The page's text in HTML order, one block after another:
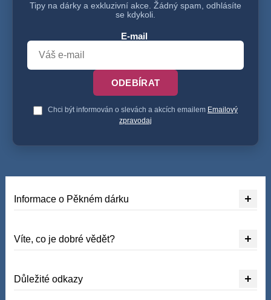
Tipy na dárky a exkluzivní akce. Žádný spam, odhlásíte
se kdykoli.
E-mail
ODEBÍRAT
Chci být informován o slevách a akcích emailem Emailový
zpravodaj
Informace o Pěkném dárku
Víte, co je dobré vědět?
Důležité odkazy